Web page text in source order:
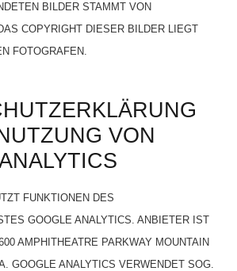
BILDER STAMMT VON
COPYRIGHT DIESER BILDER LIEGT
FOTOGRAFEN.
VON
FUNKTIONEN DES
GOOGLE ANALYTICS. ANBIETER IST
AMPHITHEATRE PARKWAY MOUNTAIN
GOOGLE ANALYTICS VERWENDET SOG.